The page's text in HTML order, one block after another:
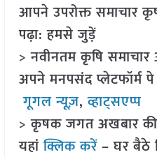
आपने उपरोक्त समाचार
पढ़ा: हमसे जुड़ें
> नवीनतम कृषि
अपने मनपसंद
गूगल न्यूज़,व्हाट्सएप्प
> कृषक जगत अखबार
यहांक्लिक करें– घर बैठे